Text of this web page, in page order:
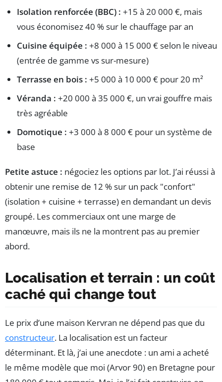
Isolation renforcée (BBC) : +15 à 20 000 €, mais
vous économisez 40 % sur le chauffage par an
Cuisine équipée : +8 000 à 15 000 € selon le niveau
(entrée de gamme vs sur-mesure)
Terrasse en bois : +5 000 à 10 000 € pour 20 m²
Véranda : +20 000 à 35 000 €, un vrai gouffre mais
très agréable
Domotique : +3 000 à 8 000 € pour un système de
base
Petite astuce : négociez les options par lot. J’ai réussi à
obtenir une remise de 12 % sur un pack "confort"
(isolation + cuisine + terrasse) en demandant un devis
groupé. Les commerciaux ont une marge de
manœuvre, mais ils ne la montrent pas au premier
abord.
Localisation et terrain : un coût
caché qui change tout
Le prix d’une maison Kervran ne dépend pas que du
constructeur. La localisation est un facteur
déterminant. Et là, j’ai une anecdote : un ami a acheté
le même modèle que moi (Arvor 90) en Bretagne pour